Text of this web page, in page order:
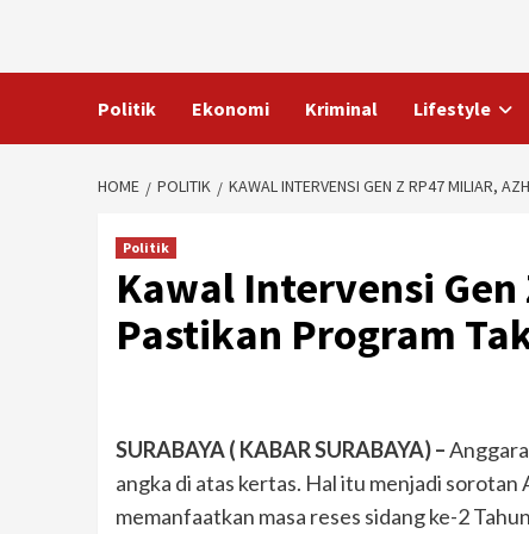
Politik Ekonomi Kriminal Lifestyle
HOME POLITIK KAWAL INTERVENSI GEN Z RP47 MILIAR,
Politik
Kawal Intervensi
Pastikan Program
SURABAYA ( KABAR SURABAYA) –
angka di atas kertas. Hal itu menjadi
memanfaatkan masa reses sidang ke-2